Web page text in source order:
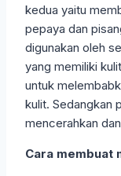
kedua yaitu
pepaya dan
digunakan oleh
yang memiliki
untuk
kulit. Sedangkan
mencerahkan
Cara membuat